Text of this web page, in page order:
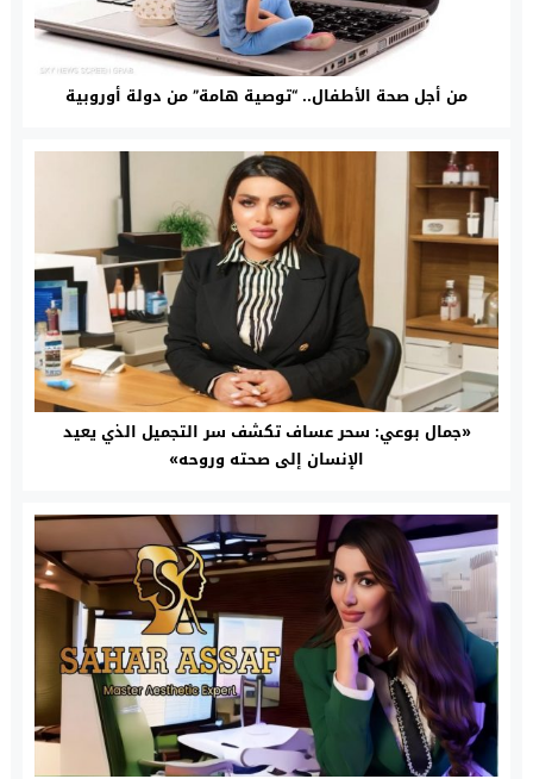
من أجل صحة الأطفال.. “توصية هامة” من دولة أوروبية
«جمال بوعي: سحر عساف تكشف سر التجميل الذي يعيد
الإنسان إلى صحته وروحه»